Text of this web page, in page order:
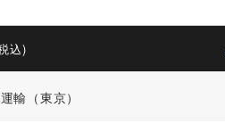
込)
輸（東京）